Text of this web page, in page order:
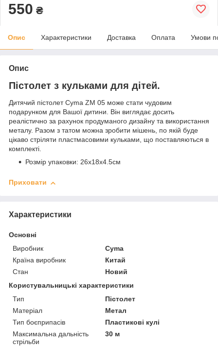
550 ₴
Опис Характеристики Доставка Оплата Умови
Опис
Пістолет з кульками для дітей.
Дитячий пістолет Cyma ZM 05 може стати чудовим
подарунком для Вашої дитини. Він виглядає досить
реалістично за рахунок продуманого дизайну та використання
металу. Разом з татом можна зробити мішень, по якій буде
цікаво стріляти пластмасовими кульками, що поставляються в
комплекті.
Розмір упаковки: 26х18x4.5см
Приховати
Характеристики
Основні
Виробник
Cyma
Країна виробник
Китай
Стан
Новий
Користувальницькі характеристики
Тип
Пістолет
Матеріал
Метал
Тип боєприпасів
Пластикові кулі
Максимальна дальність
стрільби
30 м